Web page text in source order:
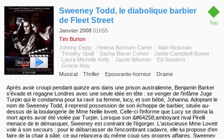
◆
Top
Sweeney Todd, le diabolique barbier
de Fleet Street
Janvier 2008 01h55
Tim Burton
Johnny Depp
Helena Bonham Carter
Alan Rickman
Timothy Spall
Sacha Baron Cohen
Jamie Campbell Bower
Laura Michelle Kelly
Jayne Wisener
Ed Sanders
Gracie May
Musical
Thriller Epouvante-horreur Drame
Après avoir croupi pendant quinze ans dans une prison australienne, Benjamin Barker
s'évade et regagne Londres avec une seule idée en tête : se venger de l'infâme Juge
Turpin qui le condamna pour lui ravir sa femme, lucy, et son bébé, Johanna. Adoptant le
nom de Sweeney Todd, il reprend possession de son échoppe de barbier, située au-
dessus de la boulangerie de Mme Nellie lovett. Celle-ci l'informe que Lucy se donna la
mort après avoir été violée par Turpin. Lorsque son &#64258;amboyant rival Pirelli
menace de le démasquer, Sweeney est contraint de l'égorger. L'astucieuse Mme Lovett
vole à son secours : pour le débarrasser de l'encombrant cadavre, elle lui propose d'en
faire de la chair à pâté, ce qui relancera du même coup ses propres affaires. Sweeney